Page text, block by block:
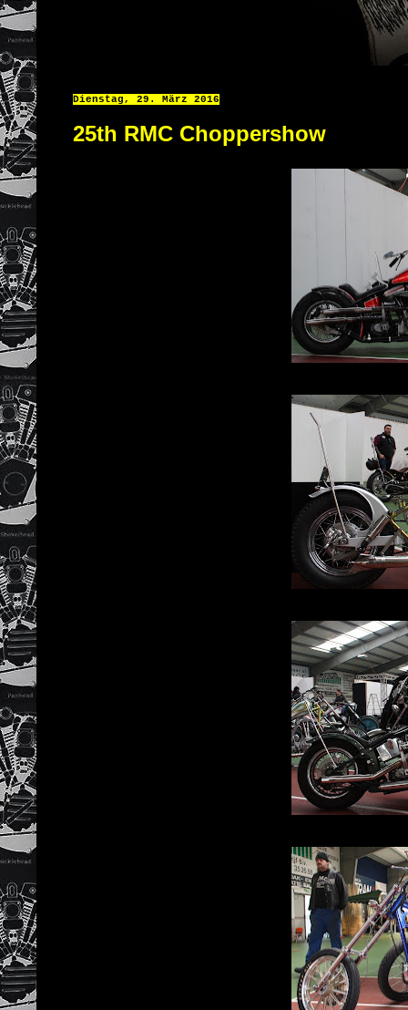
Dienstag, 29. März 2016
25th RMC Choppershow